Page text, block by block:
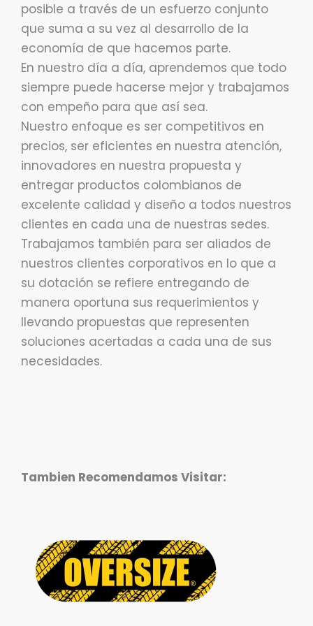
posible a través de un esfuerzo conjunto
que suma a su vez al desarrollo de la
economía de que hacemos parte.
En nuestro día a día, aprendemos que todo
siempre puede hacerse mejor y trabajamos
con empeño para que así sea.
Nuestro enfoque es ser competitivos en
precios, ser eficientes en nuestra atención,
innovadores en nuestra propuesta y
entregar productos colombianos de
excelente calidad y diseño a todos nuestros
clientes en cada una de nuestras sedes.
Trabajamos también para ser aliados de
nuestros clientes corporativos en lo que a
su dotación se refiere entregando de
manera oportuna sus requerimientos y
llevando propuestas que representen
soluciones acertadas a cada una de sus
necesidades.
Tambien Recomendamos Visitar: